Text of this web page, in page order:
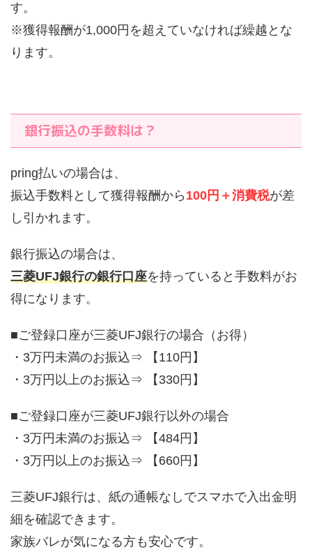
す。
※獲得報酬が1,000円を超えていなければ繰越とな
ります。
銀行振込の手数料は？
pring払いの場合は、
振込手数料として獲得報酬から 100円＋消費税が差
し引かれます。
銀行振込の場合は、
三菱UFJ銀行の銀行口座を持っていると手数料がお
得になります。
■ご登録口座が三菱UFJ銀行の場合（お得）
・3万円未満のお振込⇒ 【110円】
・3万円以上のお振込⇒ 【330円】
■ご登録口座が三菱UFJ銀行以外の場合
・3万円未満のお振込⇒ 【484円】
・3万円以上のお振込⇒ 【660円】
三菱UFJ銀行は、紙の通帳なしでスマホで入出金明
細を確認できます。
家族バレが気になる方も安心です。